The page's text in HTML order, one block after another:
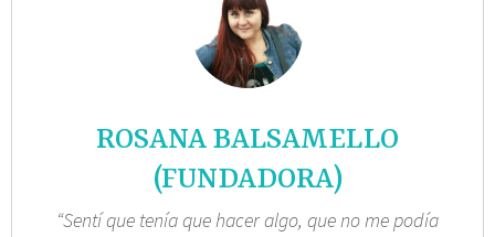
ROSANA BALSAMELLO
(FUNDADORA)
“Sentí que tenía que hacer algo, que no me podía